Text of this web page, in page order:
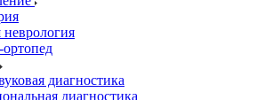
неврология
диагностика
диагностика